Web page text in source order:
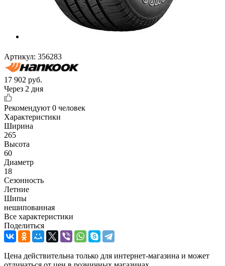
Артикул: 356283
17 902 руб.
Через 2 дня
Рекомендуют 0 человек
Характеристики
Ширина
265
Высота
60
Диаметр
18
Сезонность
Летние
Шипы
нешипованная
Все характеристики
Поделиться
Цена действительна только для интернет-магазина и может